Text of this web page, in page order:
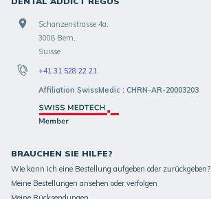
Schanzenstrasse 4a,
3008 Bern,
Suisse
+41 31 528 22 21
Affiliation SwissMedic : CHRN-AR-20003203
BRAUCHEN SIE HILFE?
Wie kann ich eine Bestellung aufgeben oder zurückgeben?
Meine Bestellungen ansehen oder verfolgen